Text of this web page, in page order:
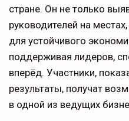
стране. Он не только
руководителей на
для устойчивого
поддерживая лидеров,
вперёд. Участники,
результаты, получат
в одной из ведущих